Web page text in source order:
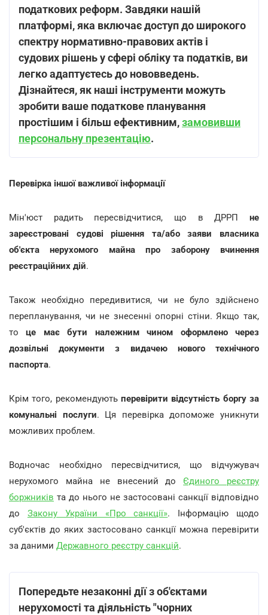
податкових реформ. Завдяки нашій
платформі, яка включає доступ до широкого
спектру нормативно-правових актів і
судових рішень у сфері обліку та податків, ви
легко адаптуєтесь до нововведень.
Дізнайтеся, як наші інструменти можуть
зробити ваше податкове планування
простішим і більш ефективним,замовивши
персональну презентацію.
Перевірка іншої важливої інформації
Мін'юст радить пересвідчитися, що в ДРРП не
зареєстровані судові рішення та/або заяви власника
об'єкта нерухомого майна про заборону вчинення
реєстраційних дій.
Також необхідно передивитися, чи не було здійснено
перепланування, чи не знесенні опорні стіни. Якщо так,
тоце має бути належним чином оформлено через
дозвільні документи з видачею нового технічного
паспорта.
Крім того, рекомендують перевірити відсутність боргу за
комунальні послуги. Ця перевірка допоможе уникнути
можливих проблем.
Водночас необхідно пересвідчитися, що відчужувач
нерухомого майна не внесений до Єдиного реєстру
боржників та до нього не застосовані санкції відповідно
до Закону України «Про санкції». Інформацію щодо
суб'єктів до яких застосовано санкції можна перевірити
за даними Державного реєстру санкцій.
Попередьте незаконні дії з об'єктами
нерухомості та діяльність "чорних